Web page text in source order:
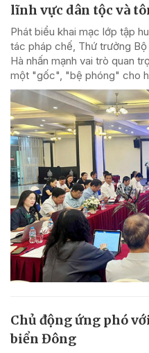
lĩnh vực dân tộc và
Phát biểu khai mạc lớp tập
tác pháp chế, Thứ trưởng
Hà nhấn mạnh vai trò quan
một "gốc", "bệ phóng" cho
Chủ động ứng phó
biển Đông